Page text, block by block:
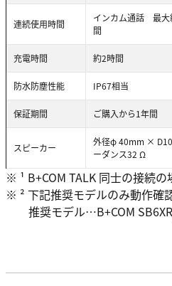
連続使用時間
インカム通話 最
間
充電時間 約2時間
防水防塵性能 IP67相当
保証期間 ご購入から1年間
スピーカー
外径φ 40mm ×
ーダンス32 Ω
※ ¹ B+COM TALK 同士の接続の
※ ² 下記推奨モデルのみ動作確
推奨モデル…B+COM SB6XR